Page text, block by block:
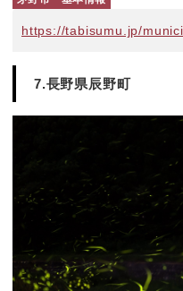
https://tabisumu.jp/
7.長野県辰野町